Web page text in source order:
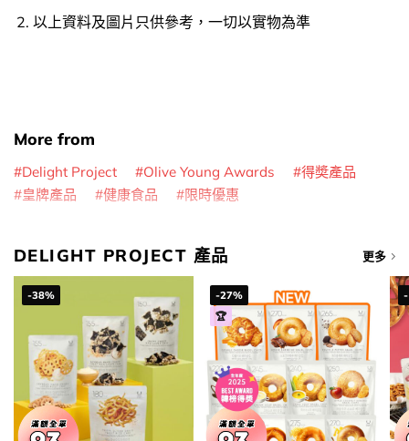
以上資料及圖片只供參考，一切以實物為準
More from
Delight Project Olive Young Awards
得奬產品
皇牌產品
健康食品 限時優惠
DELIGHT PROJECT 產品 更多
-38%
-27%
🏆